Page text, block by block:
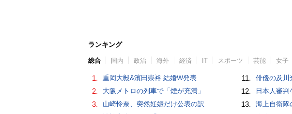
ランキング
総合 国内 政治 海外 経済 IT スポーツ 芸能 女子
1. 重岡大毅&濱田崇裕 結婚W発表
2. 大阪メトロの列車で「煙が充満」
3. 山崎怜奈、突然妊娠だけ公表の訳
11. 俳優の及川
12. 日本人審
13. 海上自衛隊